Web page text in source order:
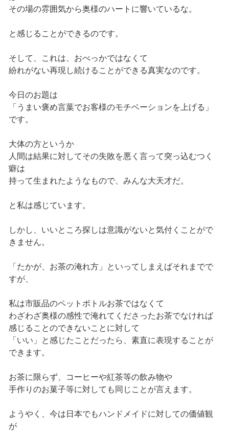
その場の雰囲気から奥様のハートに響いているな。
と感じることができるのです。
そして、これは、おべっかではなくて
紛れがない再現し続けることができる真実なのです。
今日のお題は
「うまい褒め言葉でお客様のモチベーションを上げる」
です。
大体の方というか
人間は結果に対してその失敗を悪く言って突っ込むつく
癖は
持って生まれたようなもので、みんな大天才だ。
と私は感じています。
しかし、いいところ探しは意識がないと気付くことがで
きません。
「たかが、お茶の淹れ方」といってしまえばそれまでで
すが、
私は市販品のペットボトルお茶ではなくて
わざわざ奥様の感性で淹れてくださったお茶でなければ
感じることのできないことに対して
「いい」と感じたことだったら、素直に表現することが
できます。
お茶に限らず、コーヒーや紅茶等の飲み物や
手作りのお菓子等に対しても同じことが言えます。
ようやく、今は日本でもハンドメイドに対しての価値観
が